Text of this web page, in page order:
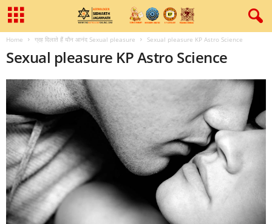
Home ग्रह दिलाते हैं यौन आनंद Sexual pleasure Sexual pleasure KP Astro Science
Sexual pleasure KP Astro Science